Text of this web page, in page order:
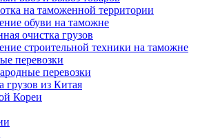
на таможенной территории
обуви на таможне
очистка грузов
строительной техники на таможне
перевозки
перевозки
грузов из Китая
Кореи